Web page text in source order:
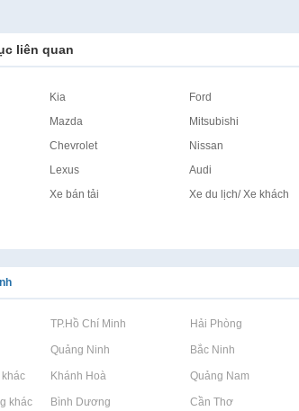
liên quan
Kia Ford
Mazda Mitsubishi
Chevrolet Nissan
Lexus Audi
Xe bán tải Xe du lịch/ Xe khách
Rao vặt tại TP.Hồ Chí Minh Rao vặt tại Hải Phòng
Rao vặt tại Quảng Ninh Rao vặt tại Bắc Ninh
khácvặt tại Khánh Hoà Rao vặt tại Quảng Nam
khác
vặt tại Bình Dương Rao vặt tại Cần Thơ